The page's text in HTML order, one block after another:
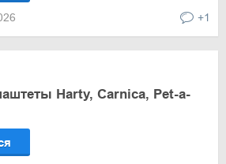
+1
Harty, Carnica, Pet-a-